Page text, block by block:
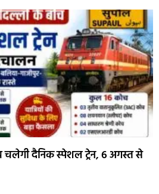
दैनिक स्पेशल ट्रेन, 6 अगस्त से